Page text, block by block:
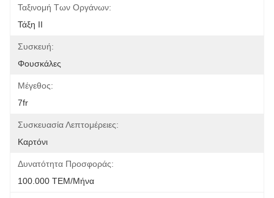
Ταξινομή Των Οργάνων:
Τάξη ΙΙ
Συσκευή:
Φουσκάλες
Μέγεθος:
7fr
Συσκευασία Λεπτομέρειες:
Καρτόνι
Δυνατότητα Προσφοράς:
100.000 ΤΕΜ/Μήνα